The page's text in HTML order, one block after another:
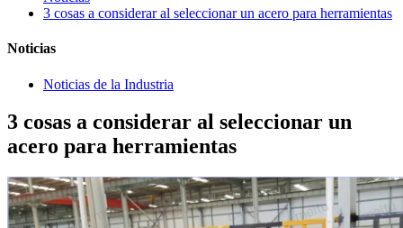
3 cosas a considerar al seleccionar un acero para herramientas
Noticias
Noticias de la Industria
3 cosas a considerar al seleccionar un
acero para herramientas